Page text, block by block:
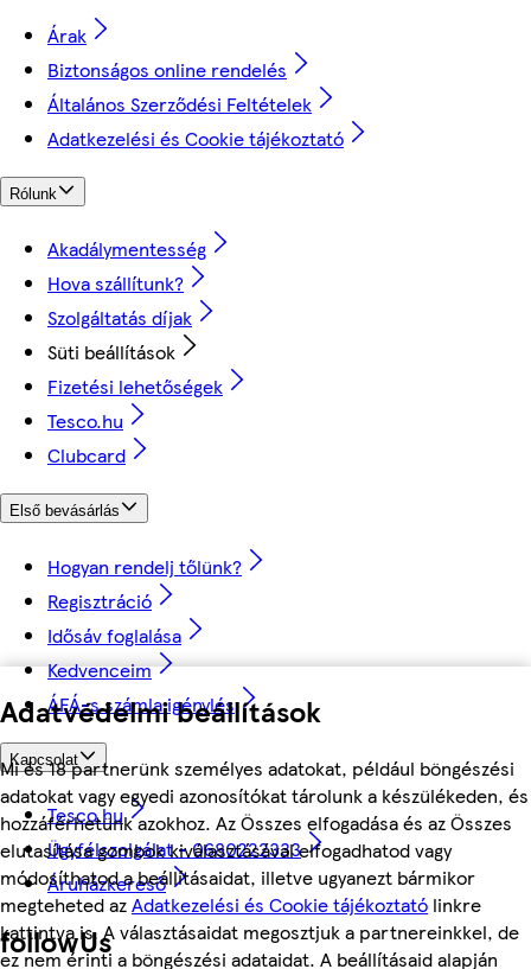
Adatvédelmi beállítások
Mi és 18 partnerünk személyes adatokat, például böngészési
adatokat vagy egyedi azonosítókat tárolunk a készülékeden, és
hozzáférhetünk azokhoz. Az Összes elfogadása és az Összes
elutasítása gombok kiválasztásával elfogadhatod vagy
módosíthatod a beállításaidat, illetve ugyanezt bármikor
megteheted azAdatkezelési és Cookie tájékoztató linkre
kattintva is. A választásaidat megosztjuk a partnereinkkel, de
ez nem érinti a böngészési adataidat. A beállításaid alapján
Árak
Biztonságos online rendelés
Általános Szerződési Feltételek
Adatkezelési és Cookie tájékoztató
Rólunk
Akadálymentesség
Hova szállítunk?
Szolgáltatás díjak
Süti beállítások
Fizetési lehetőségek
Tesco.hu
Clubcard
Első bevásárlás
Hogyan rendelj tőlünk?
Regisztráció
Idősáv foglalása
Kedvenceim
ÁFÁ-s számla igénylés
Kapcsolat
Tesco.hu
Ügyfélszolgálat - 0680222333
Áruházkereső
followUs